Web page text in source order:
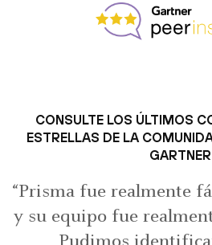
CONSULTE LOS ÚLTIMOS
ESTRELLAS DE LA
GARTNER
“Prisma fue realmente
y su equipo fue